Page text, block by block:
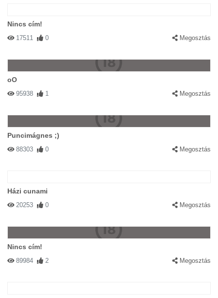
Nincs cím!
17511 0 Megosztás
oO
95938 1 Megosztás
Puncimágnes ;)
88303 0 Megosztás
Házi cunami
20253 0 Megosztás
Nincs cím!
89984 2 Megosztás